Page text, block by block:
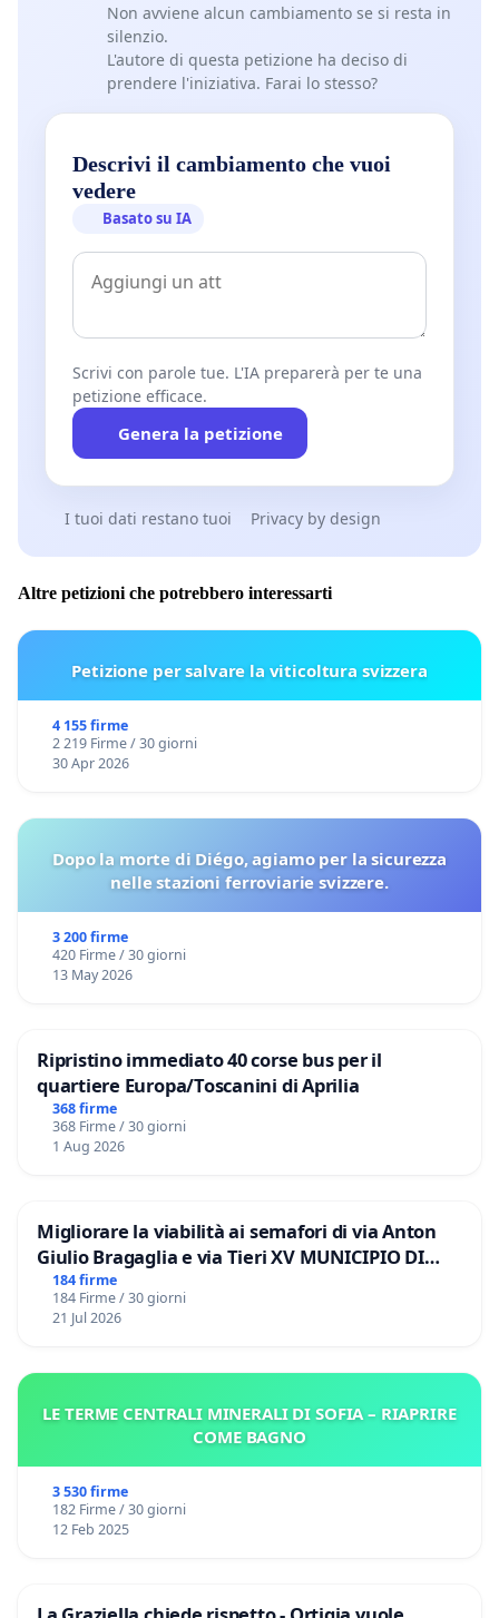
Non avviene alcun cambiamento se si resta in
silenzio.
L'autore di questa petizione ha deciso di
prendere l'iniziativa. Farai lo stesso?
Descrivi il cambiamento che vuoi
vedere
Basato su IA
Scrivi con parole tue. L'IA preparerà per te una
petizione efficace.
Genera la petizione
I tuoi dati restano tuoi Privacy by design
Altre petizioni che potrebbero interessarti
Petizione per salvare la viticoltura svizzera
4 155 firme
2 219 Firme / 30 giorni
30 Apr 2026
Dopo la morte di Diégo, agiamo per la sicurezza
nelle stazioni ferroviarie svizzere.
3 200 firme
420 Firme / 30 giorni
13 May 2026
Ripristino immediato 40 corse bus per il
quartiere Europa/Toscanini di Aprilia
368 firme
368 Firme / 30 giorni
1 Aug 2026
Migliorare la viabilità ai semafori di via Anton
Giulio Bragaglia e via Tieri XV MUNICIPIO DI
ROMA
184 firme
184 Firme / 30 giorni
21 Jul 2026
LE TERME CENTRALI MINERALI DI SOFIA – RIAPRIRE
COME BAGNO
3 530 firme
182 Firme / 30 giorni
12 Feb 2025